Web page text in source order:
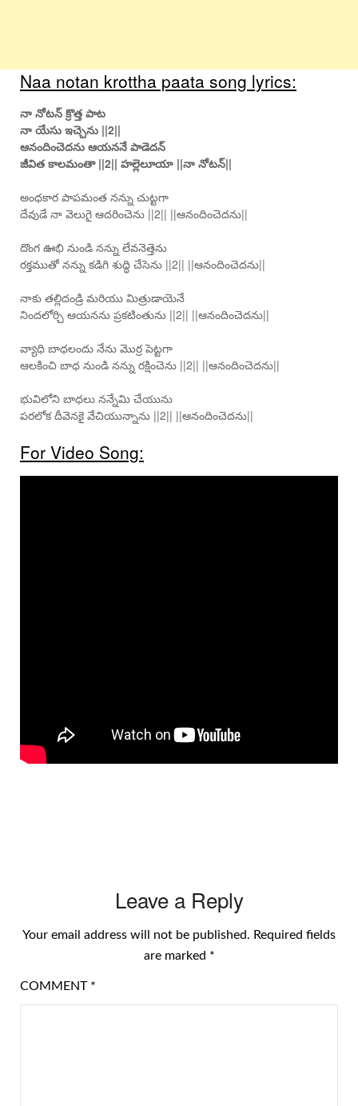
Naa notan krottha paata song lyrics:
నా నోటన్ క్రొత్త పాట
నా యేసు ఇచ్చెను ||2||
ఆనందించెదను ఆయననే పాడెదన్
జీవిత కాలమంతా ||2|| హల్లెలూయా ||నా నోటన్||
అంధకార పాపమంత నన్ను చుట్టగా
దేవుడే నా వెలుగై ఆదరించెను ||2|| ||ఆనందించెదను||
దొంగ ఊభి నుండి నన్ను లేవనెత్తెను
రక్తముతో నన్ను కడిగి శుద్ధి చేసెను ||2|| ||ఆనందించెదను||
నాకు తల్లిదండ్రి మరియు మిత్రుడాయెనే
నిందలోర్చి ఆయనను ప్రకటింతును ||2|| ||ఆనందించెదను||
వ్యాధి బాధలందు నేను మొర్ర పెట్టగా
ఆలకించి బాధ నుండి నన్ను రక్షించెను ||2|| ||ఆనందించెదను||
భువిలోని బాధలు నన్నేమి చేయును
పరలోక దీవెనకై వేచియున్నాను ||2|| ||ఆనందించెదను||
For Video Song:
Leave a Reply
Your email address will not be published. Required fields
are marked *
COMMENT *